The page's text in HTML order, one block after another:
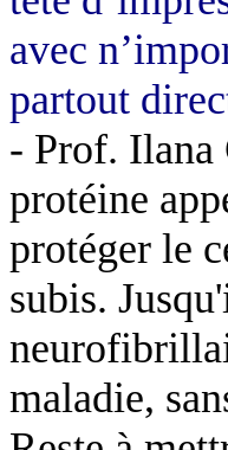
avec
partout
- Prof. Ilana
protéine
protéger le
subis.
maladie,